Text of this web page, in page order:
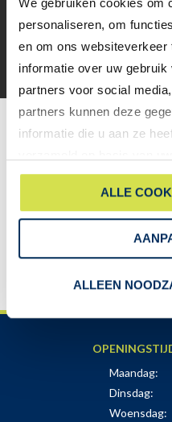
We gebruiken cookies om
personaliseren, om
en om ons
informatie over uw
partners voor social
partners kunnen deze
informatie die u aan ze
gaat akkoord met onze
ALLE
ALLEEN
kenmerken van de fijne
onmiskenbare karakter van
Elk LIGNUM-deurpaneel
hierdoor is elk paneel een
Meer
Door de natuurlijk
houten voordeur? Klik dan
Maandag:
Dinsdag:
Woensdag: